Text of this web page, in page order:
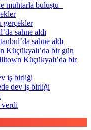
muhtarla buluştu
gerçekler
sahne aldı
Küçükyalı’da bir
dev iş birliği